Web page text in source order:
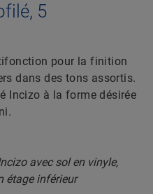
5
pour la finition
dans des tons assortis.
Incizo à la forme désirée